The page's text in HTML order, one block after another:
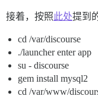
接着，按照此处提到
cd /var/discourse
./launcher enter app
su - discourse
gem install mysql2
cd /var/www/